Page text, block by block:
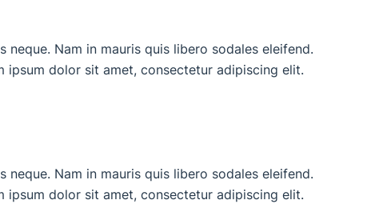
Nam in mauris quis libero sodales eleifend.
ipsum dolor sit amet, consectetur adipiscing elit.
Nam in mauris quis libero sodales eleifend.
ipsum dolor sit amet, consectetur adipiscing elit.